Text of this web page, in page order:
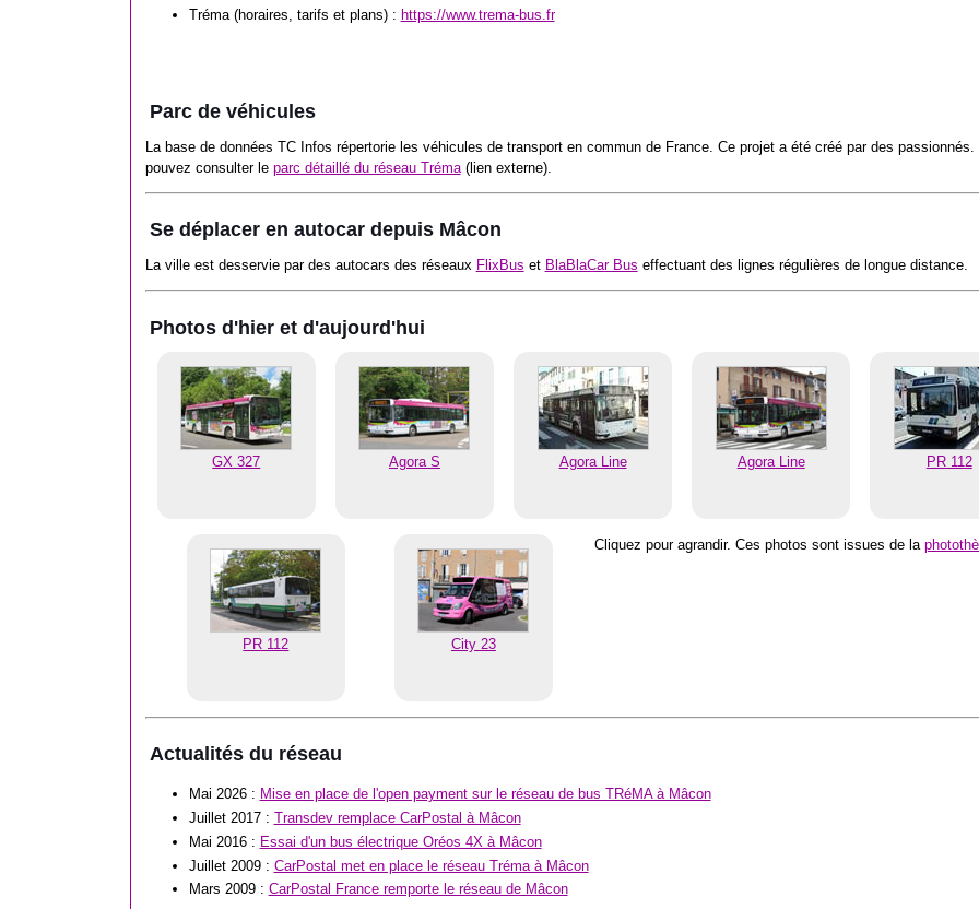
Tréma (horaires, tarifs et plans) : https://www.trema-bus.fr
Parc de véhicules
La base de données TC Infos répertorie les véhicules de transport en commun de France. Ce projet a été créé par des passionnés.
pouvez consulter le parc détaillé du réseau Tréma(lien externe).
Se déplacer en autocar depuis Mâcon
La ville est desservie par des autocars des réseaux FlixBus et BlaBlaCar Bus effectuant des lignes régulières de longue distance.
Photos d'hier et d'aujourd'hui
GX 327 Agora S Agora Line Agora Line PR 112
PR 112 City 23
Cliquez pour agrandir. Ces photos sont issues de la
Actualités du réseau
Mai 2026 : Mise en place de l'open payment sur le réseau de bus TRéMA à Mâcon
Juillet 2017 : Transdev remplace CarPostal à Mâcon
Mai 2016 : Essai d'un bus électrique Oréos 4X à Mâcon
Juillet 2009 : CarPostal met en place le réseau Tréma à Mâcon
Mars 2009 : CarPostal France remporte le réseau de Mâcon